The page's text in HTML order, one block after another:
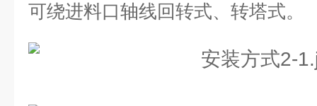
可绕进料口轴线回转式、转塔式。